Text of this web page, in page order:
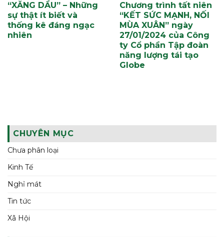
“XĂNG DẦU” – Những
sự thật ít biết và
thống kê đáng ngạc
nhiên
Chương trình tất niên
“KẾT SỨC MẠNH, NỐI
MÙA XUÂN” ngày
27/01/2024 của Công
ty Cổ phần Tập đoàn
năng lượng tái tạo
Globe
CHUYÊN MỤC
Chưa phân loại
Kinh Tế
Nghỉ mát
Tin tức
Xã Hội